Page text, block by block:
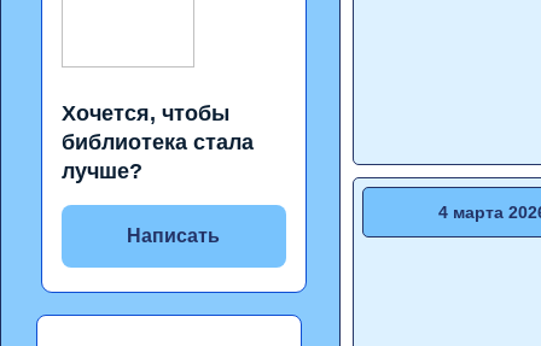
Хочется, чтобы
библиотека стала
лучше?
Написать
4 марта